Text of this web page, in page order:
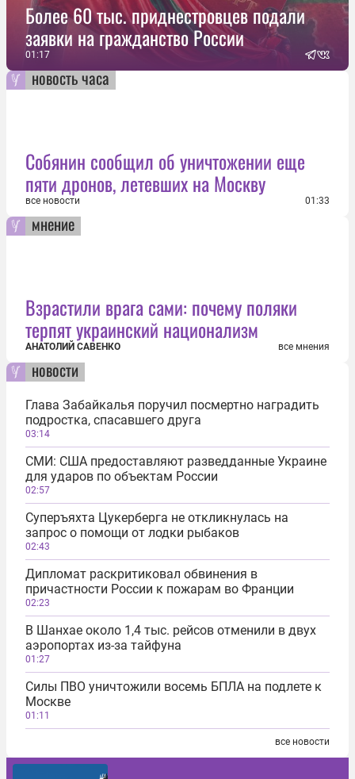
Более 60 тыс. приднестровцев подали
заявки на гражданство России
01:17
новость часа
Собянин сообщил об уничтожении еще
пяти дронов, летевших на Москву
все новости 01:33
мнение
Взрастили врага сами: почему поляки
терпят украинский национализм
АНАТОЛИЙ САВЕНКО все мнения
новости
Глава Забайкалья поручил посмертно наградить
подростка, спасавшего друга
03:14
СМИ: США предоставляют разведданные Украине
для ударов по объектам России
02:57
Суперъяхта Цукерберга не откликнулась на
запрос о помощи от лодки рыбаков
02:43
Дипломат раскритиковал обвинения в
причастности России к пожарам во Франции
02:23
В Шанхае около 1,4 тыс. рейсов отменили в двух
аэропортах из-за тайфуна
01:27
Силы ПВО уничтожили восемь БПЛА на подлете к
Москве
01:11
все новости